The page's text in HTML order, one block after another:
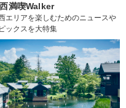
満喫Walker
エリアを楽しむためのニュースや
ックスを大特集